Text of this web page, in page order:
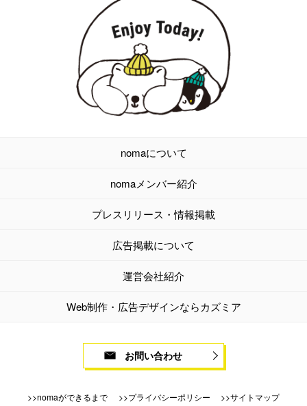
nomaについて
nomaメンバー紹介
プレスリリース・情報掲載
広告掲載について
運営会社紹介
Web制作・広告デザインならカズミア
お問い合わせ
nomaができるまで プライバシーポリシー サイトマップ